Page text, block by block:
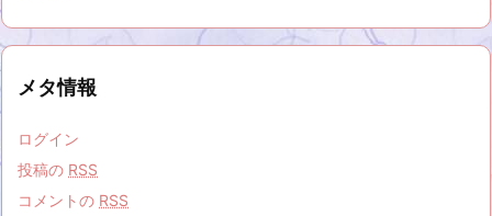
メタ情報
ログイン
投稿の RSS
コメントの RSS